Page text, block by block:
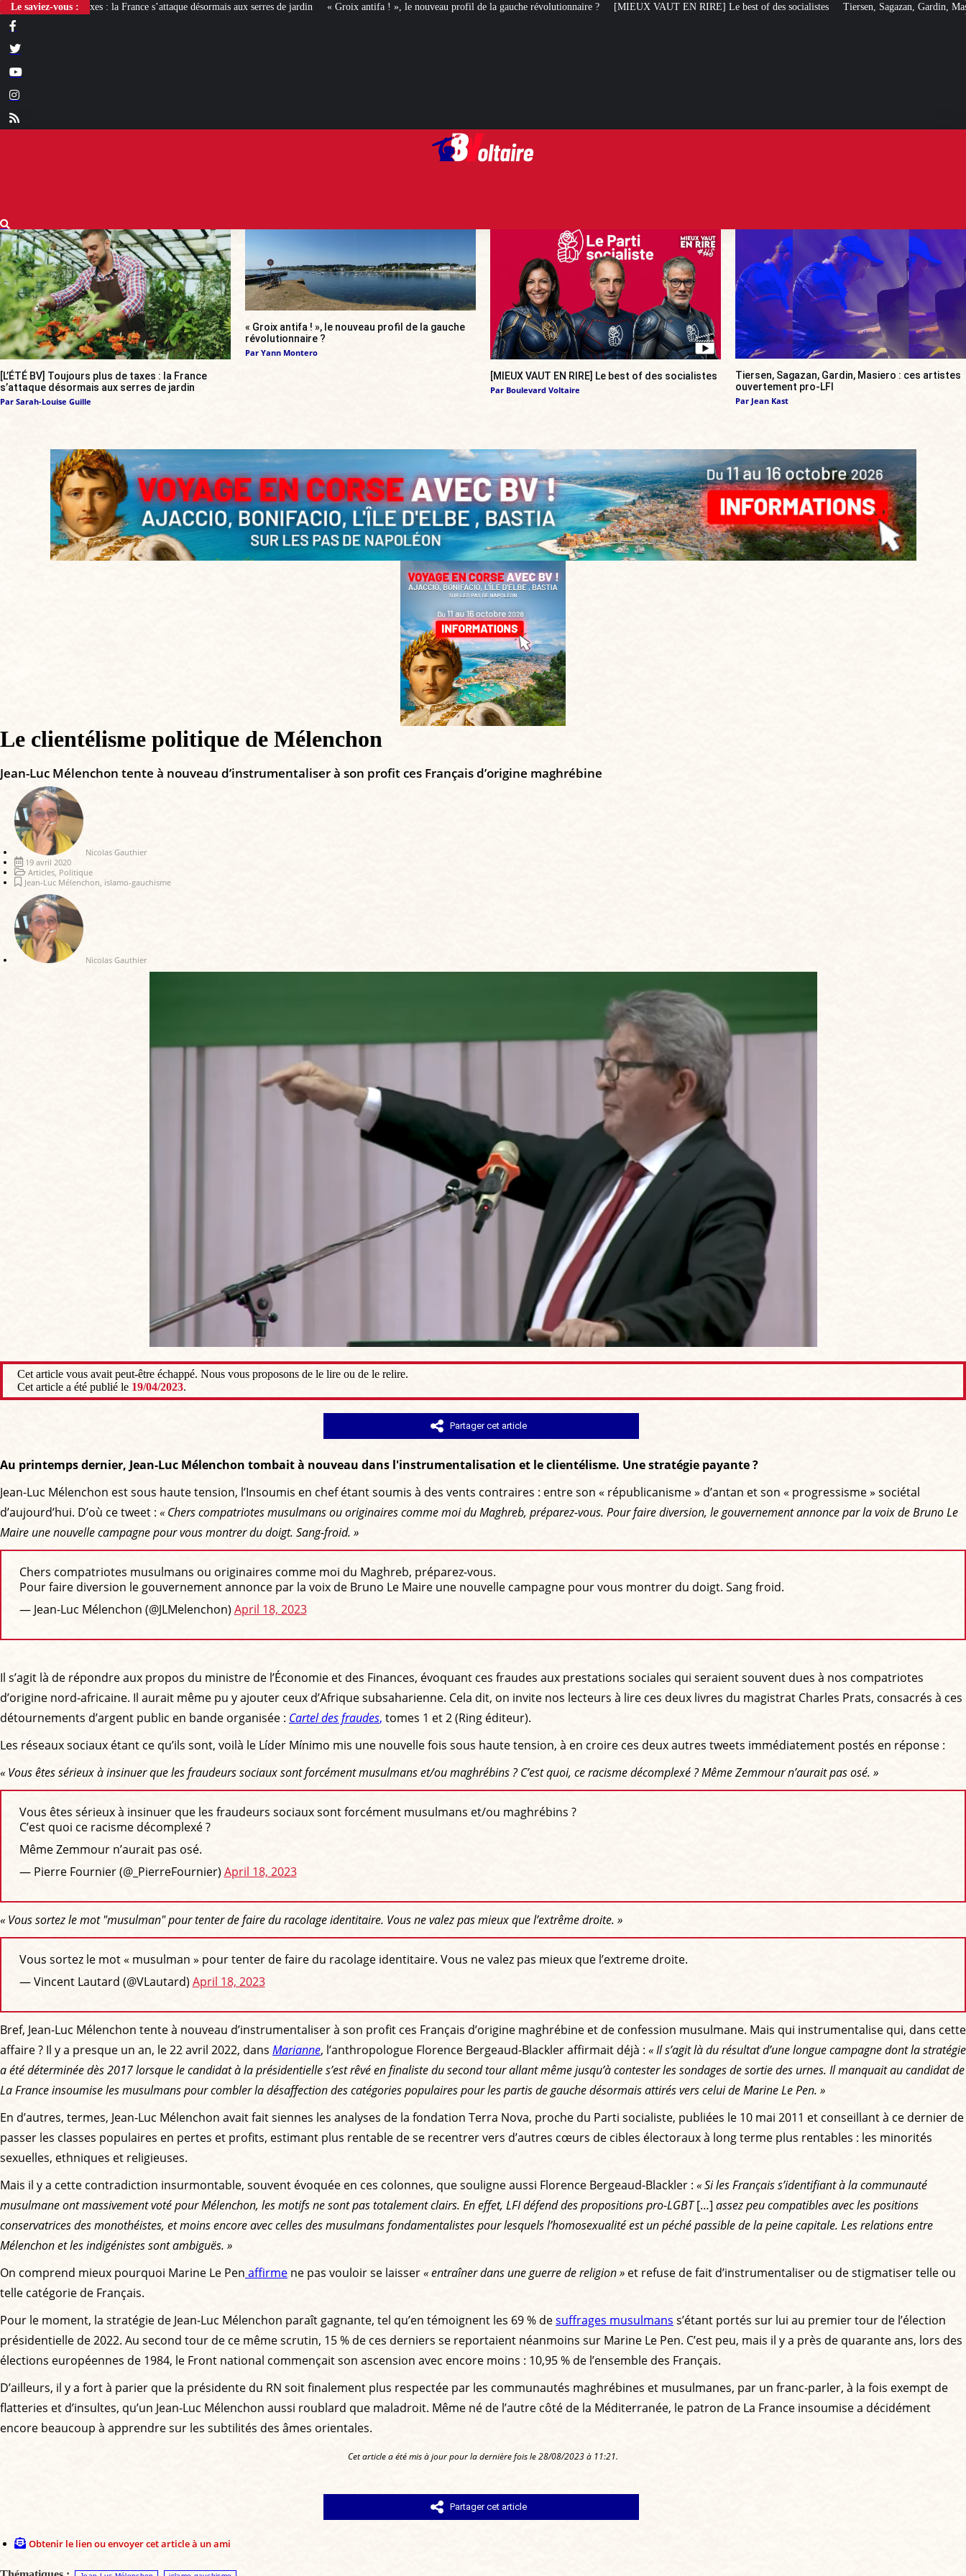
Le saviez-vous :
s’attaque désormais aux serres de jardin « Groix antifa ! », le nouveau profil de la gauche révolutionnaire ? [MIEUX VAUT EN RIRE] Le best of des socialistes Tiersen, Sagazan, Gardin, Masiero : ces artistes
[L’ÉTÉ BV] Toujours plus de taxes : la France
s’attaque désormais aux serres de jardin
Par Sarah-Louise Guille
« Groix antifa ! », le nouveau profil de la gauche
révolutionnaire ?
Par Yann Montero
[MIEUX VAUT EN RIRE] Le best of des socialistes
Par Boulevard Voltaire
Tiersen, Sagazan, Gardin, Masiero : ces artistes
ouvertement pro-LFI
Par Jean Kast
Le clientélisme politique de Mélenchon
Jean-Luc Mélenchon tente à nouveau d’instrumentaliser à son profit ces Français d’origine maghrébine
Nicolas Gauthier
19 avril 2020
Articles Politique
Jean-Luc Mélenchon islamo-gauchisme
Nicolas Gauthier
Cet article vous avait peut-être échappé. Nous vous proposons de le lire ou de le relire.
Cet article a été publié le 19/04/2023.
Partager cet article
Au printemps dernier, Jean-Luc Mélenchon tombait à nouveau dans l'instrumentalisation et le clientélisme. Une stratégie payante ?
Jean-Luc Mélenchon est sous haute tension, l’Insoumis en chef étant soumis à des vents contraires : entre son « républicanisme » d’antan et son « progressisme » sociétal
d’aujourd’hui. D’où ce tweet : « Chers compatriotes musulmans ou originaires comme moi du Maghreb, préparez-vous. Pour faire diversion, le gouvernement annonce par la voix de Bruno Le
Maire une nouvelle campagne pour vous montrer du doigt. Sang-froid. »
Chers compatriotes musulmans ou originaires comme moi du Maghreb, préparez-vous.
Pour faire diversion le gouvernement annonce par la voix de Bruno Le Maire une nouvelle campagne pour vous montrer du doigt. Sang froid.
— Jean-Luc Mélenchon (@JLMelenchon)April 18, 2023
Il s’agit là de répondre aux propos du ministre de l’Économie et des Finances, évoquant ces fraudes aux prestations sociales qui seraient souvent dues à nos compatriotes
d’origine nord-africaine. Il aurait même pu y ajouter ceux d’Afrique subsaharienne. Cela dit, on invite nos lecteurs à lire ces deux livres du magistrat Charles Prats, consacrés à ces
détournements d’argent public en bande organisée : Cartel des fraudes, tomes 1 et 2 (Ring éditeur).
Les réseaux sociaux étant ce qu’ils sont, voilà le Líder Mínimo mis une nouvelle fois sous haute tension, à en croire ces deux autres tweets immédiatement postés en réponse :
« Vous êtes sérieux à insinuer que les fraudeurs sociaux sont forcément musulmans et/ou maghrébins ? C’est quoi, ce racisme décomplexé ? Même Zemmour n’aurait pas osé. »
Vous êtes sérieux à insinuer que les fraudeurs sociaux sont forcément musulmans et/ou maghrébins ?
C’est quoi ce racisme décomplexé ?
Même Zemmour n’aurait pas osé.
— Pierre Fournier (@_PierreFournier) April 18, 2023
« Vous sortez le mot "musulman" pour tenter de faire du racolage identitaire. Vous ne valez pas mieux que l’extrême droite. »
Vous sortez le mot « musulman » pour tenter de faire du racolage identitaire. Vous ne valez pas mieux que l’extreme droite.
— Vincent Lautard (@VLautard) April 18, 2023
Bref, Jean-Luc Mélenchon tente à nouveau d’instrumentaliser à son profit ces Français d’origine maghrébine et de confession musulmane. Mais qui instrumentalise qui, dans cette
affaire ? Il y a presque un an, le 22 avril 2022, dans Marianne, l’anthropologue Florence Bergeaud-Blackler affirmait déjà : « Il s’agit là du résultat d’une longue campagne dont la stratégie
a été déterminée dès 2017 lorsque le candidat à la présidentielle s’est rêvé en finaliste du second tour allant même jusqu’à contester les sondages de sortie des urnes. Il manquait au candidat de
La France insoumise les musulmans pour combler la désaffection des catégories populaires pour les partis de gauche désormais attirés vers celui de Marine Le Pen. »
En d’autres, termes, Jean-Luc Mélenchon avait fait siennes les analyses de la fondation Terra Nova, proche du Parti socialiste, publiées le 10 mai 2011 et conseillant à ce dernier de
passer les classes populaires en pertes et profits, estimant plus rentable de se recentrer vers d’autres cœurs de cibles électoraux à long terme plus rentables : les minorités
sexuelles, ethniques et religieuses.
Mais il y a cette contradiction insurmontable, souvent évoquée en ces colonnes, que souligne aussi Florence Bergeaud-Blackler : « Si les Français s’identifiant à la communauté
musulmane ont massivement voté pour Mélenchon, les motifs ne sont pas totalement clairs. En effet, LFI défend des propositions pro-LGBT[…] assez peu compatibles avec les positions
conservatrices des monothéistes, et moins encore avec celles des musulmans fondamentalistes pour lesquels l’homosexualité est un péché passible de la peine capitale. Les relations entre
Mélenchon et les indigénistes sont ambiguës. »
On comprend mieux pourquoi Marine Le Pen affirme ne pas vouloir se laisser« entraîner dans une guerre de religion » et refuse de fait d’instrumentaliser ou de stigmatiser telle ou
telle catégorie de Français.
Pour le moment, la stratégie de Jean-Luc Mélenchon paraît gagnante, tel qu’en témoignent les 69 % desuffrages musulmans s’étant portés sur lui au premier tour de l’élection
présidentielle de 2022. Au second tour de ce même scrutin, 15 % de ces derniers se reportaient néanmoins sur Marine Le Pen. C’est peu, mais il y a près de quarante ans, lors des
élections européennes de 1984, le Front national commençait son ascension avec encore moins : 10,95 % de l’ensemble des Français.
D’ailleurs, il y a fort à parier que la présidente du RN soit finalement plus respectée par les communautés maghrébines et musulmanes, par un franc-parler, à la fois exempt de
flatteries et d’insultes, qu’un Jean-Luc Mélenchon aussi roublard que maladroit. Même né de l’autre côté de la Méditerranée, le patron de La France insoumise a décidément
encore beaucoup à apprendre sur les subtilités des âmes orientales.
Cet article a été mis à jour pour la dernière fois le 28/08/2023 à 11:21.
Partager cet article
Obtenir le lien ou envoyer cet article à un ami